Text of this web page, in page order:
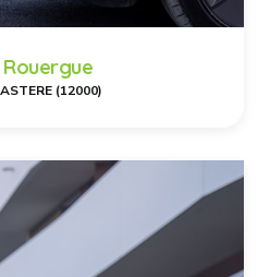
Rouergue
(12000)